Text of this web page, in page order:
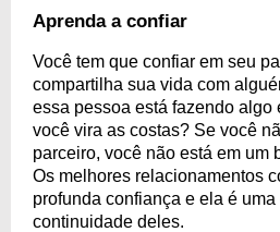
Aprenda a confiar
Você tem que confiar em seu
compartilha sua vida com
essa pessoa está fazendo algo
você vira as costas? Se você
parceiro, você não está em um
Os melhores relacionamentos
profunda confiança e ela é
continuidade deles.